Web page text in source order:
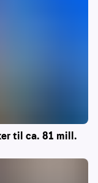
til ca. 81 mill.